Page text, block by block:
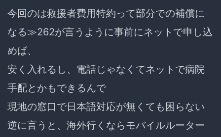
今回のは救援者費用特約って部分での補償に
なる≫262が言うように事前にネットで申し込
めば、
安く入れるし、電話じゃなくてネットで病院
手配とかもできるんで
現地の窓口で日本語対応が無くても困らない
逆に言うと、海外行くならモバイルルーター